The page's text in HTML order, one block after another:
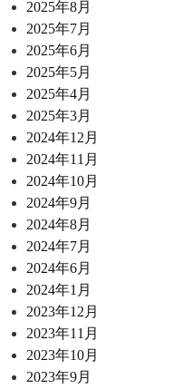
2025年8月
2025年7月
2025年6月
2025年5月
2025年4月
2025年3月
2024年12月
2024年11月
2024年10月
2024年9月
2024年8月
2024年7月
2024年6月
2024年1月
2023年12月
2023年11月
2023年10月
2023年9月